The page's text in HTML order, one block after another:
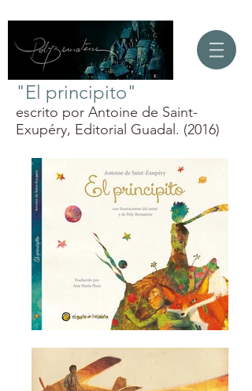
"El principito"
escrito por Antoine de Saint-
Exupéry, Editorial Guadal. (2016)